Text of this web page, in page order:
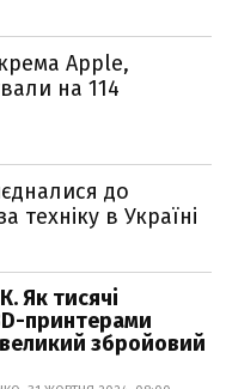
Apple,
на 114
до
техніку в Україні
Як тисячі
принтерами
збройовий